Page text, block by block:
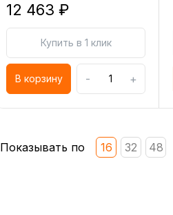
12 463 ₽
Купить в 1 клик
В корзину - +
Показывать по 16 32 48